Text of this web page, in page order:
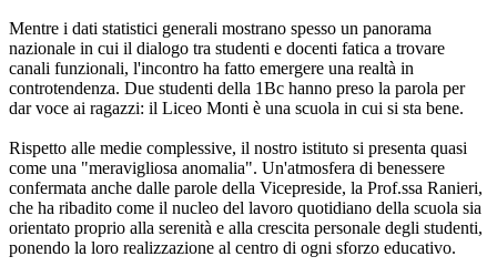
​Mentre i dati statistici generali mostrano spesso un panorama
nazionale in cui il dialogo tra studenti e docenti fatica a trovare
canali funzionali, l'incontro ha fatto emergere una realtà in
controtendenza. Due studenti della 1Bc hanno preso la parola per
dar voce ai ragazzi: il Liceo Monti è una scuola in cui si sta bene.
​Rispetto alle medie complessive, il nostro istituto si presenta quasi
come una "meravigliosa anomalia". Un'atmosfera di benessere
confermata anche dalle parole della Vicepreside, la Prof.ssa Ranieri,
che ha ribadito come il nucleo del lavoro quotidiano della scuola sia
orientato proprio alla serenità e alla crescita personale degli studenti,
ponendo la loro realizzazione al centro di ogni sforzo educativo.